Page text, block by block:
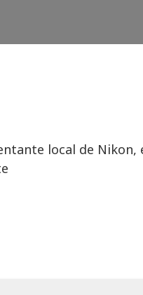
local de Nikon,